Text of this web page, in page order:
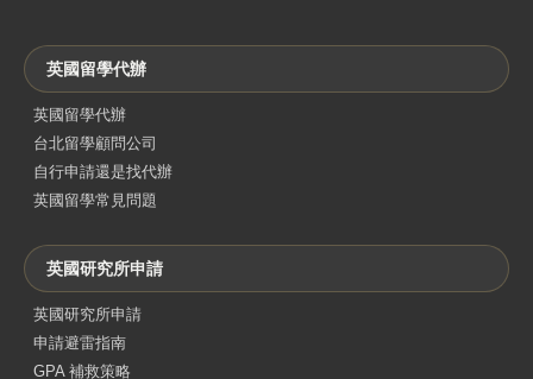
英國留學代辦
英國留學代辦
台北留學顧問公司
自行申請還是找代辦
英國留學常見問題
英國研究所申請
英國研究所申請
申請避雷指南
GPA 補救策略